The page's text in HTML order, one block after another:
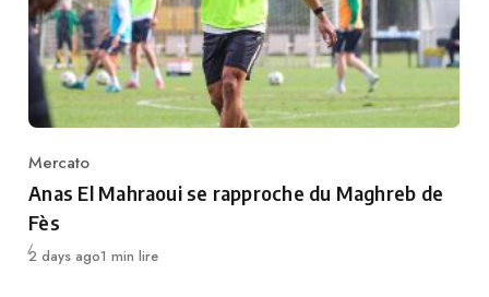
Category
Mercato
Anas El Mahraoui se rapproche du Maghreb de
Fès
Publié
2 days ago1 min lire